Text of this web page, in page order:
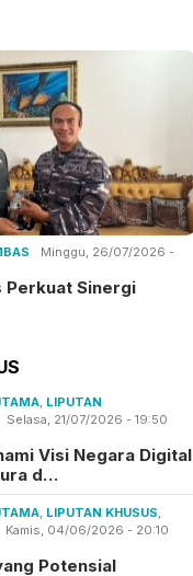
Minggu, 26/07/2026 -
Perkuat Sinergi
, LIPUTAN
Selasa, 21/07/2026 - 19:50
Visi Negara Digital
d…
, LIPUTAN KHUSUS,
Kamis, 04/06/2026 - 20:10
Potensial